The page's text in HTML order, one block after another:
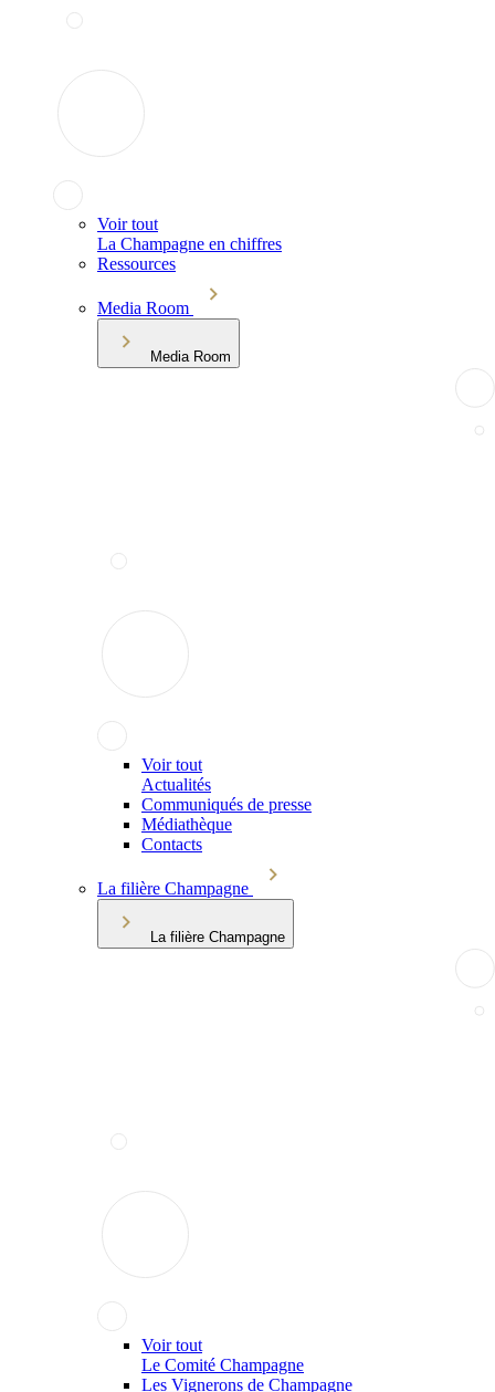
Voir tout
La Champagne en chiffres
Ressources
Media Room
Media Room
Voir tout
Actualités
Communiqués de presse
Médiathèque
Contacts
La filière Champagne
La filière Champagne
Voir tout
Le Comité Champagne
Les Vignerons de Champagne